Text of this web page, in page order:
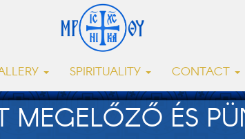
SPIRITUALITY CONTACT
MEGELŐZŐ ÉS